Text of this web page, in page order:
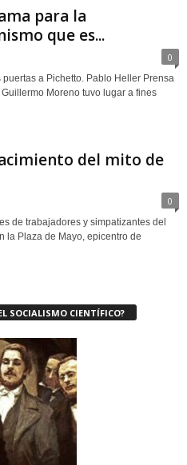
para la
que es...
0
a Pichetto. Pablo Heller Prensa
Moreno tuvo lugar a fines
del mito de
0
de trabajadores y simpatizantes del
la Plaza de Mayo, epicentro de
SOCIALISMO CIENTÍFICO?